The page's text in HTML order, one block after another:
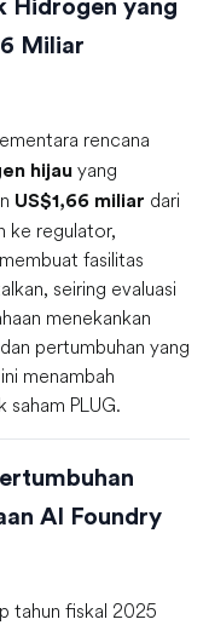
Hidrogen yang
Miliar
rencana
hijau yang
US$1,66 miliar dari
ke regulator,
fasilitas
seiring evaluasi
menekankan
pertumbuhan yang
menambah
PLUG.
AI Foundry
tahun fiskal 2025